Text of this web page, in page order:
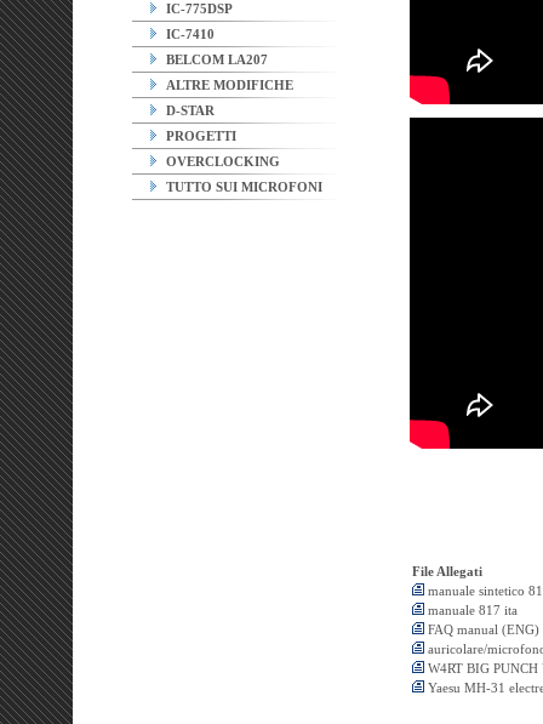
IC-775DSP
IC-7410
BELCOM LA207
ALTRE MODIFICHE
D-STAR
PROGETTI
OVERCLOCKING
TUTTO SUI MICROFONI
File Allegati
manuale sintetico
manuale 817 ita
FAQ manual (ENG)
auricolare/
W4RT BIG
Yaesu MH-31